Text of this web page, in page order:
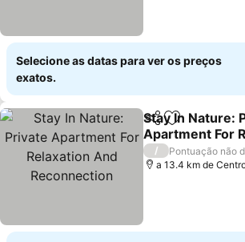
Selecione as datas para ver os preços
exatos.
PartilharAdicionar
Stay In Nature:
Apartment For
And
Ver preços
/
Pontuação não
a 13.4 km de